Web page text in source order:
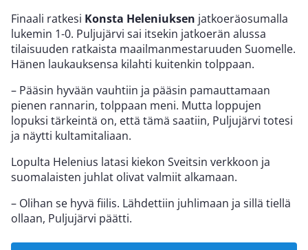
Finaali ratkesi Konsta Heleniuksen jatkoeräosumalla
lukemin 1-0. Puljujärvi sai itsekin jatkoerän alussa
tilaisuuden ratkaista maailmanmestaruuden Suomelle.
Hänen laukauksensa kilahti kuitenkin tolppaan.
– Pääsin hyvään vauhtiin ja pääsin pamauttamaan
pienen rannarin, tolppaan meni. Mutta loppujen
lopuksi tärkeintä on, että tämä saatiin, Puljujärvi totesi
ja näytti kultamitaliaan.
Lopulta Helenius latasi kiekon Sveitsin verkkoon ja
suomalaisten juhlat olivat valmiit alkamaan.
– Olihan se hyvä fiilis. Lähdettiin juhlimaan ja sillä tiellä
ollaan, Puljujärvi päätti.